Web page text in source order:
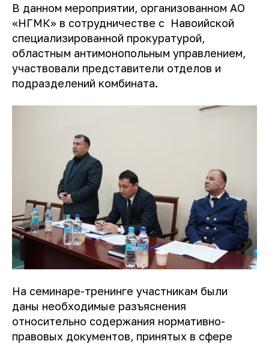
В данном мероприятии, организованном АО
«НГМК» в сотрудничестве с Навоийской
специализированной прокуратурой,
областным антимонопольным управлением,
участвовали представители отделов и
подразделений комбината.
На семинаре-тренинге участникам были
даны необходимые разъяснения
относительно содержания нормативно-
правовых документов, принятых в сфере